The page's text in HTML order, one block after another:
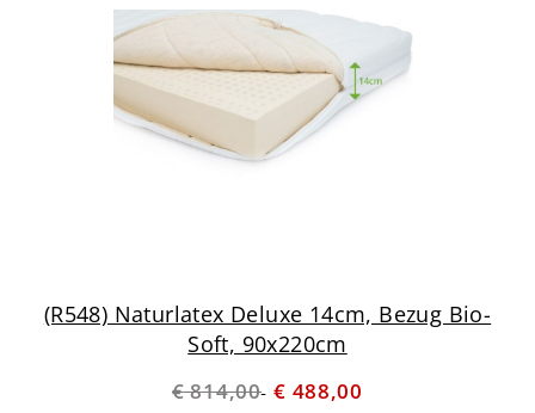
(R548) Naturlatex Deluxe 14cm, Bezug Bio-
Soft, 90x220cm
€ 814,00 € 488,00